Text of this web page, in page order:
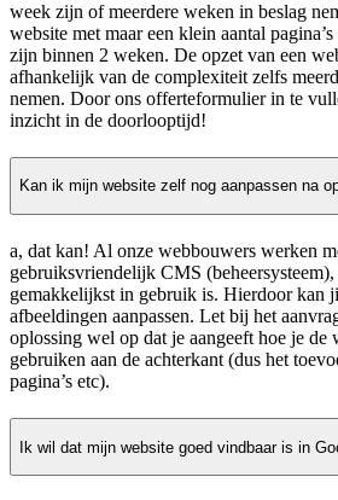
week zijn of meerdere weken in beslag
website met maar een klein aantal
zijn binnen 2 weken. De opzet van een
afhankelijk van de complexiteit zelfs
nemen. Door ons offerteformulier in te
inzicht in de doorlooptijd!
Kan ik mijn website zelf nog aanpassen na
a, dat kan! Al onze webbouwers werken
gebruiksvriendelijk CMS
gemakkelijkst in gebruik is. Hierdoor kan
afbeeldingen aanpassen. Let bij het
oplossing wel op dat je aangeeft hoe je de
gebruiken aan de achterkant (dus het
pagina’s etc).
Ik wil dat mijn website goed vindbaar is in